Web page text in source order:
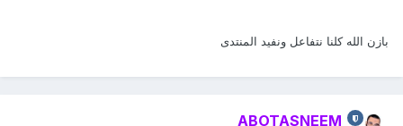
بازن الله كلنا نتفاعل ونفيد المنتدى
ABOTASNEEM